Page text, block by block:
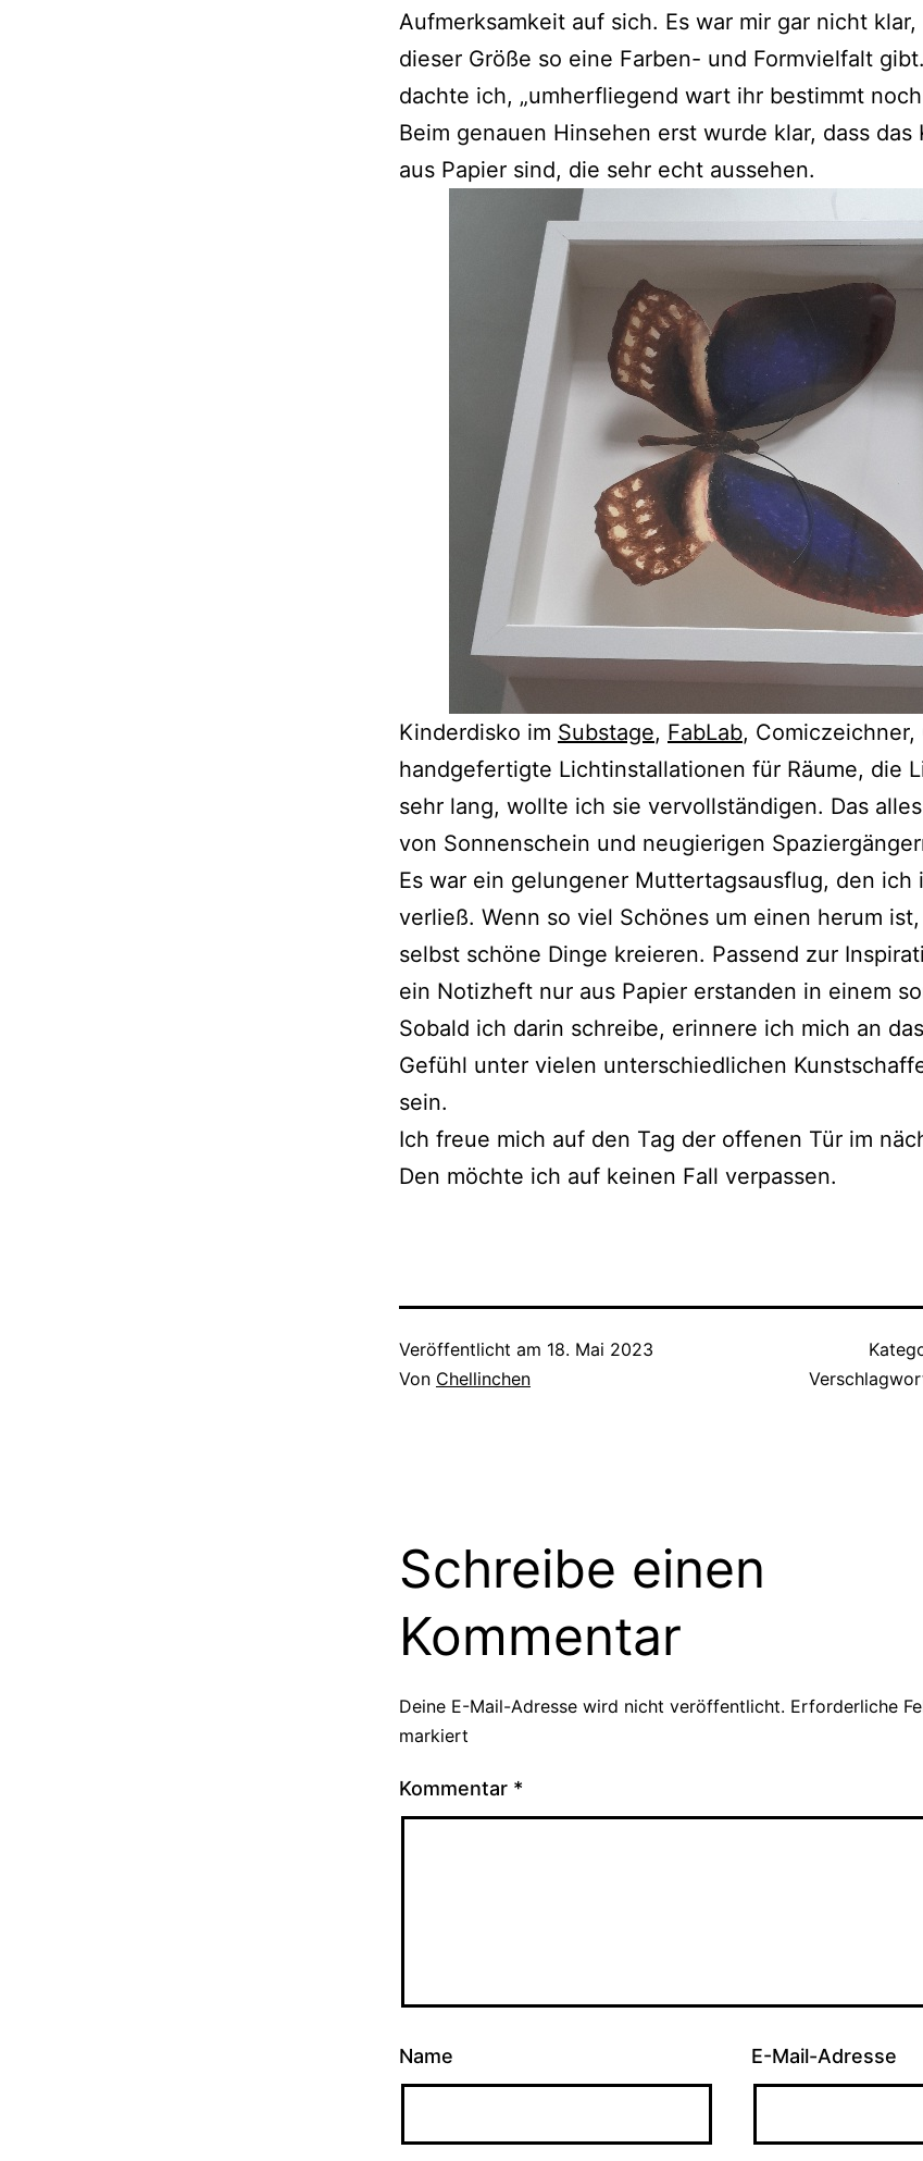
Aufmerksamkeit auf sich. Es war mir gar nicht klar,
dieser Größe so eine Farben- und Formvielfalt gibt.
dachte ich, „umherfliegend wart ihr bestimmt
Beim genauen Hinsehen erst wurde klar, dass das
aus Papier sind, die sehr echt aussehen.
Kinderdisko im Substage, FabLab, Comiczeichner,
handgefertigte Lichtinstallationen für Räume, die
sehr lang, wollte ich sie vervollständigen. Das
von Sonnenschein und neugierigen
Es war ein gelungener Muttertagsausflug, den ich
verließ. Wenn so viel Schönes um einen herum
selbst schöne Dinge kreieren. Passend zur
ein Notizheft nur aus Papier erstanden in einem
Sobald ich darin schreibe, erinnere ich mich an
Gefühl unter vielen unterschiedlichen
sein.
Ich freue mich auf den Tag der offenen Tür im
Den möchte ich auf keinen Fall verpassen.
Veröffentlicht am 18. Mai 2023
Von Chellinchen
Schreibe einen
Kommentar
Deine E-Mail-Adresse wird nicht veröffentlicht. Erforderliche
markiert
Kommentar *
Name E-Mail-Adresse